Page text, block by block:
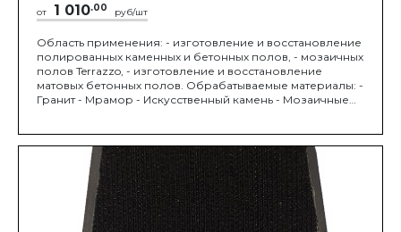
от 1 010.00 руб/шт
Область применения: - изготовление и восстановление
полированных каменных и бетонных полов, - мозаичных
полов Terrazzo, - изготовление и восстановление
матовых бетонных полов. Обрабатываемые материалы: -
Гранит - Мрамор - Искусственный камень - Мозаичные